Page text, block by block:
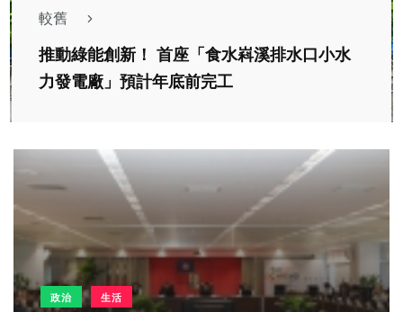
較舊
推動綠能創新！ 首座「食水嵙溪排水口小水
力發電廠」預計年底前完工
政治 生活